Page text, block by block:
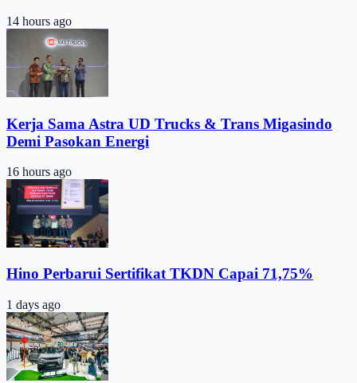
14 hours ago
Kerja Sama Astra UD Trucks & Trans Migasindo
Demi Pasokan Energi
16 hours ago
Hino Perbarui Sertifikat TKDN Capai 71,75%
1 days ago